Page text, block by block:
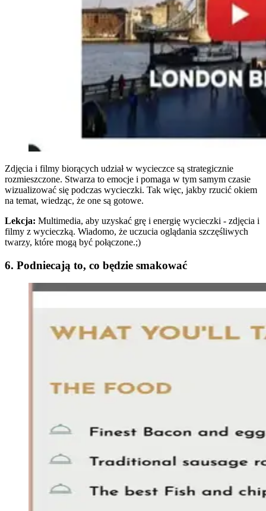
Zdjęcia i filmy biorących udział w wycieczce są strategicznie
rozmieszczone. Stwarza to emocje i pomaga w tym samym czasie
wizualizować się podczas wycieczki. Tak więc, jakby rzucić okiem
na temat, wiedząc, że one są gotowe.
Lekcja: Multimedia, aby uzyskać grę i energię wycieczki - zdjęcia i
filmy z wycieczką. Wiadomo, że uczucia oglądania szczęśliwych
twarzy, które mogą być połączone.;)
6. Podniecają to, co będzie smakować